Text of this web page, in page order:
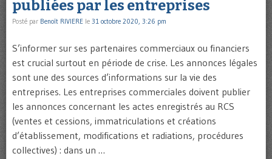
publiées par les entreprises
Posté par Benoît RIVIERE le 31 octobre 2020, 3:26 pm
S’informer sur ses partenaires commerciaux ou financiers
est crucial surtout en période de crise. Les annonces légales
sont une des sources d’informations sur la vie des
entreprises. Les entreprises commerciales doivent publier
les annonces concernant les actes enregistrés au RCS
(ventes et cessions, immatriculations et créations
d’établissement, modifications et radiations, procédures
collectives) : dans un …